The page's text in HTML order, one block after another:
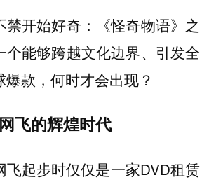
禁开始好奇：《怪奇物语》之
个能够跨越文化边界、引发全
款，何时才会出现？
飞的辉煌时代
飞起步时仅仅是一家DVD租赁